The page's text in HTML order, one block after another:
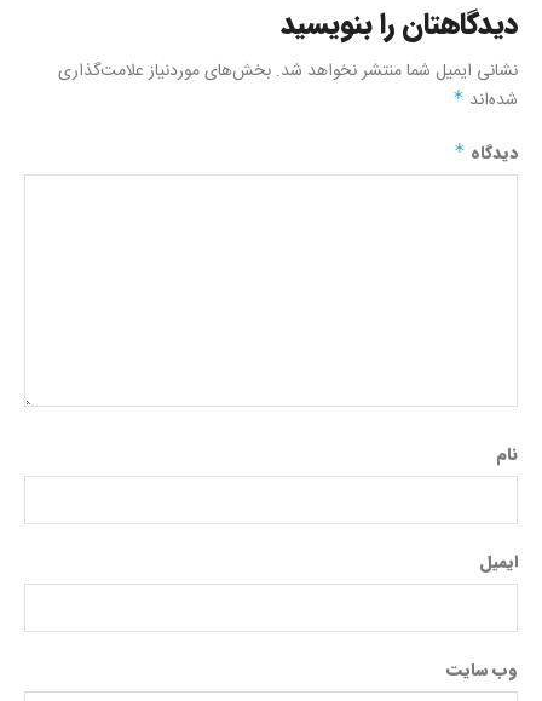
دیدگاهتان را بنویسید
نشانی ایمیل شما منتشر نخواهد شد.بخش‌های موردنیاز علامت‌گذاری
شده‌اند*
دیدگاه*
نام
ایمیل
وب‌ سایت